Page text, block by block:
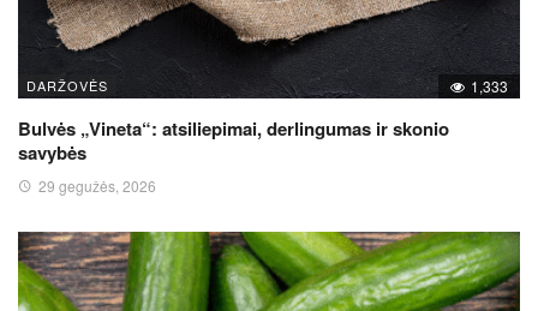
DARŽOVĖS 1,333
Bulvės „Vineta“: atsiliepimai, derlingumas ir skonio
savybės
29 gegužės, 2026